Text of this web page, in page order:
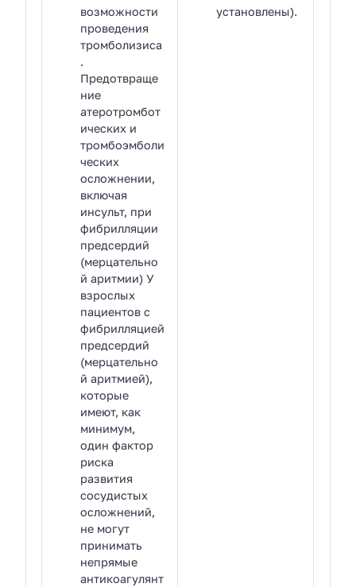
возможности
проведения
тромболизиса
.
Предотвраще
ние
атеротромбот
ических и
тромбоэмболи
ческих
осложнении,
включая
инсульт, при
фибрилляции
предсердий
(мерцательно
й аритмии) У
взрослых
пациентов с
фибрилляцией
предсердий
(мерцательно
й аритмией),
которые
имеют, как
минимум,
один фактор
риска
развития
сосудистых
осложнений,
не могут
принимать
непрямые
антикоагулянт
установлены).